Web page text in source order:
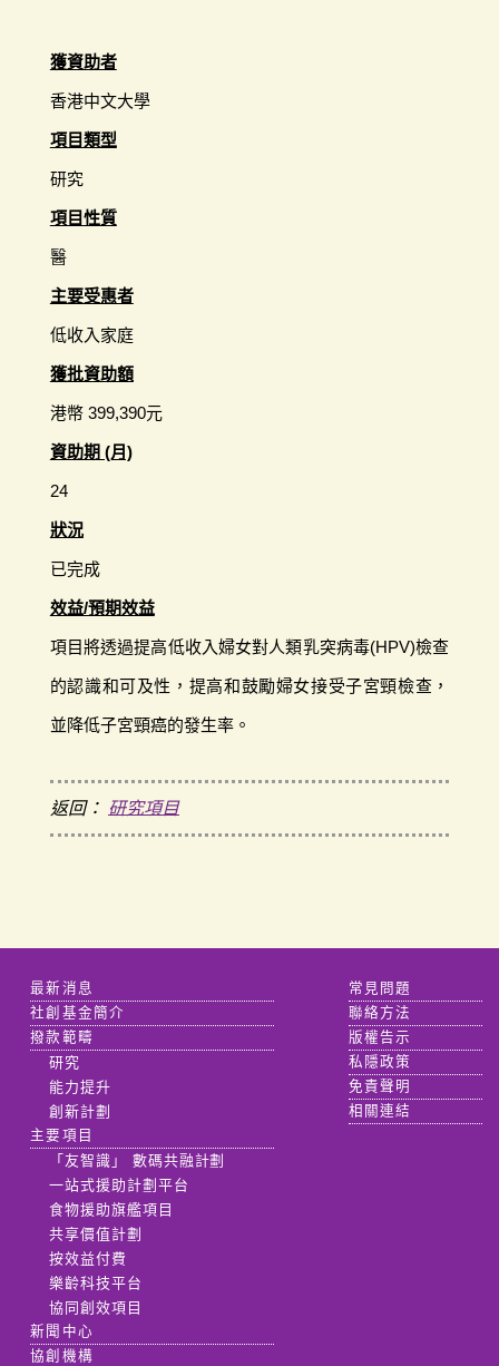
獲資助者
香港中文大學
項目類型
研究
項目性質
醫
主要受惠者
低收入家庭
獲批資助額
港幣 399,390元
資助期 (月)
24
狀況
已完成
效益/預期效益
項目將透過提高低收入婦女對人類乳突病毒(HPV)檢查
的認識和可及性，提高和鼓勵婦女接受子宮頸檢查，
並降低子宮頸癌的發生率。
返回： 研究項目
最新消息
社創基金簡介
撥款範疇
研究
能力提升
創新計劃
主要項目
「友智識」 數碼共融計劃
一站式援助計劃平台
食物援助旗艦項目
共享價值計劃
按效益付費
樂齡科技平台
協同創效項目
新聞中心
協創機構
常見問題
聯絡方法
版權告示
私隱政策
免責聲明
相關連結